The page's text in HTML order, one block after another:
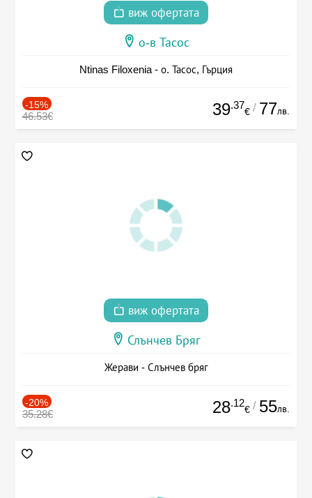
виж офертата
о-в Тасос
Ntinas Filoxenia - о. Тасос, Гърция
-15%
46.53€ 39.37
€ / 77лв.
виж офертата
Слънчев Бряг
Жерави - Слънчев бряг
-20%
35.28€ 28.12
€ / 55лв.